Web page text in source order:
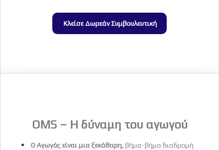
Κλείσε Δωρεάν Συμβουλευτική
OMS – Η δύναμη του αγωγού
Ο Αγωγός είναι μια ξεκάθαρη, βήμα-βήμα διαδρομή